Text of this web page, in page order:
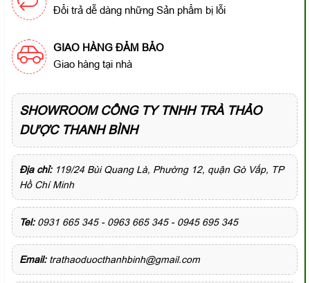
Đổi trả dễ dàng những Sản phẩm bị lỗi
GIAO HÀNG ĐẢM BẢO
Giao hàng tại nhà
SHOWROOM CÔNG TY TNHH TRÀ THẢO
DƯỢC THANH BÌNH
Địa chỉ: 119/24 Bùi Quang Là, Phường 12, quận Gò Vấp, TP
Hồ Chí Minh
Tel:0931 665 345 - 0963 665 345 - 0945 695 345
Email:trathaoduocthanhbinh@gmail.com